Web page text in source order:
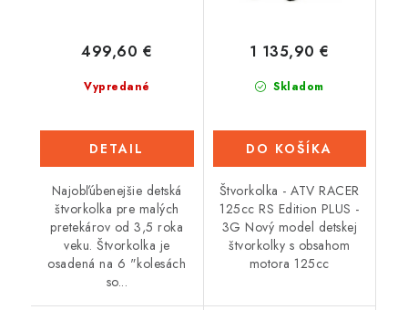
Vypredané
499,60 €
DETAIL
Najobľúbenejšie detská
štvorkolka pre malých
pretekárov od 3,5 roka
veku. Štvorkolka je
osadená na 6 "kolesách
so...
Skladom
1 135,90 €
DO KOŠÍKA
Štvorkolka - ATV RACER
125cc RS Edition PLUS -
3G Nový model detskej
štvorkolky s obsahom
motora 125cc